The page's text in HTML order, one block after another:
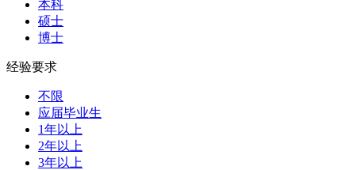
本科
硕士
博士
经验要求
不限
应届毕业生
1年以上
2年以上
3年以上